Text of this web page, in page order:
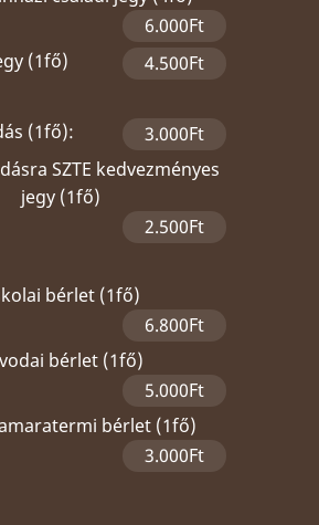
6.000Ft
(1fő)
4.500Ft
(1fő):
3.000Ft
SZTE kedvezményes
jegy (1fő)
2.500Ft
bérlet (1fő)
6.800Ft
bérlet (1fő)
5.000Ft
bérlet (1fő)
3.000Ft